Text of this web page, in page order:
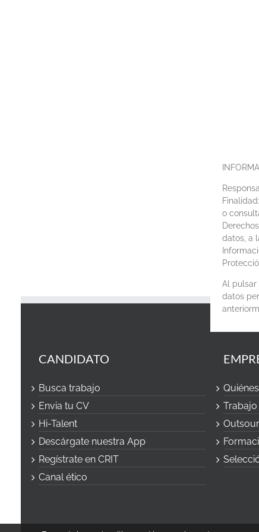
o
datos, a
Al pulsar
datos
CANDIDATO
Busca trabajo
Envia tu CV
Hi-Talent
Descárgate nuestra App
Regístrate en CRIT
Canal ético